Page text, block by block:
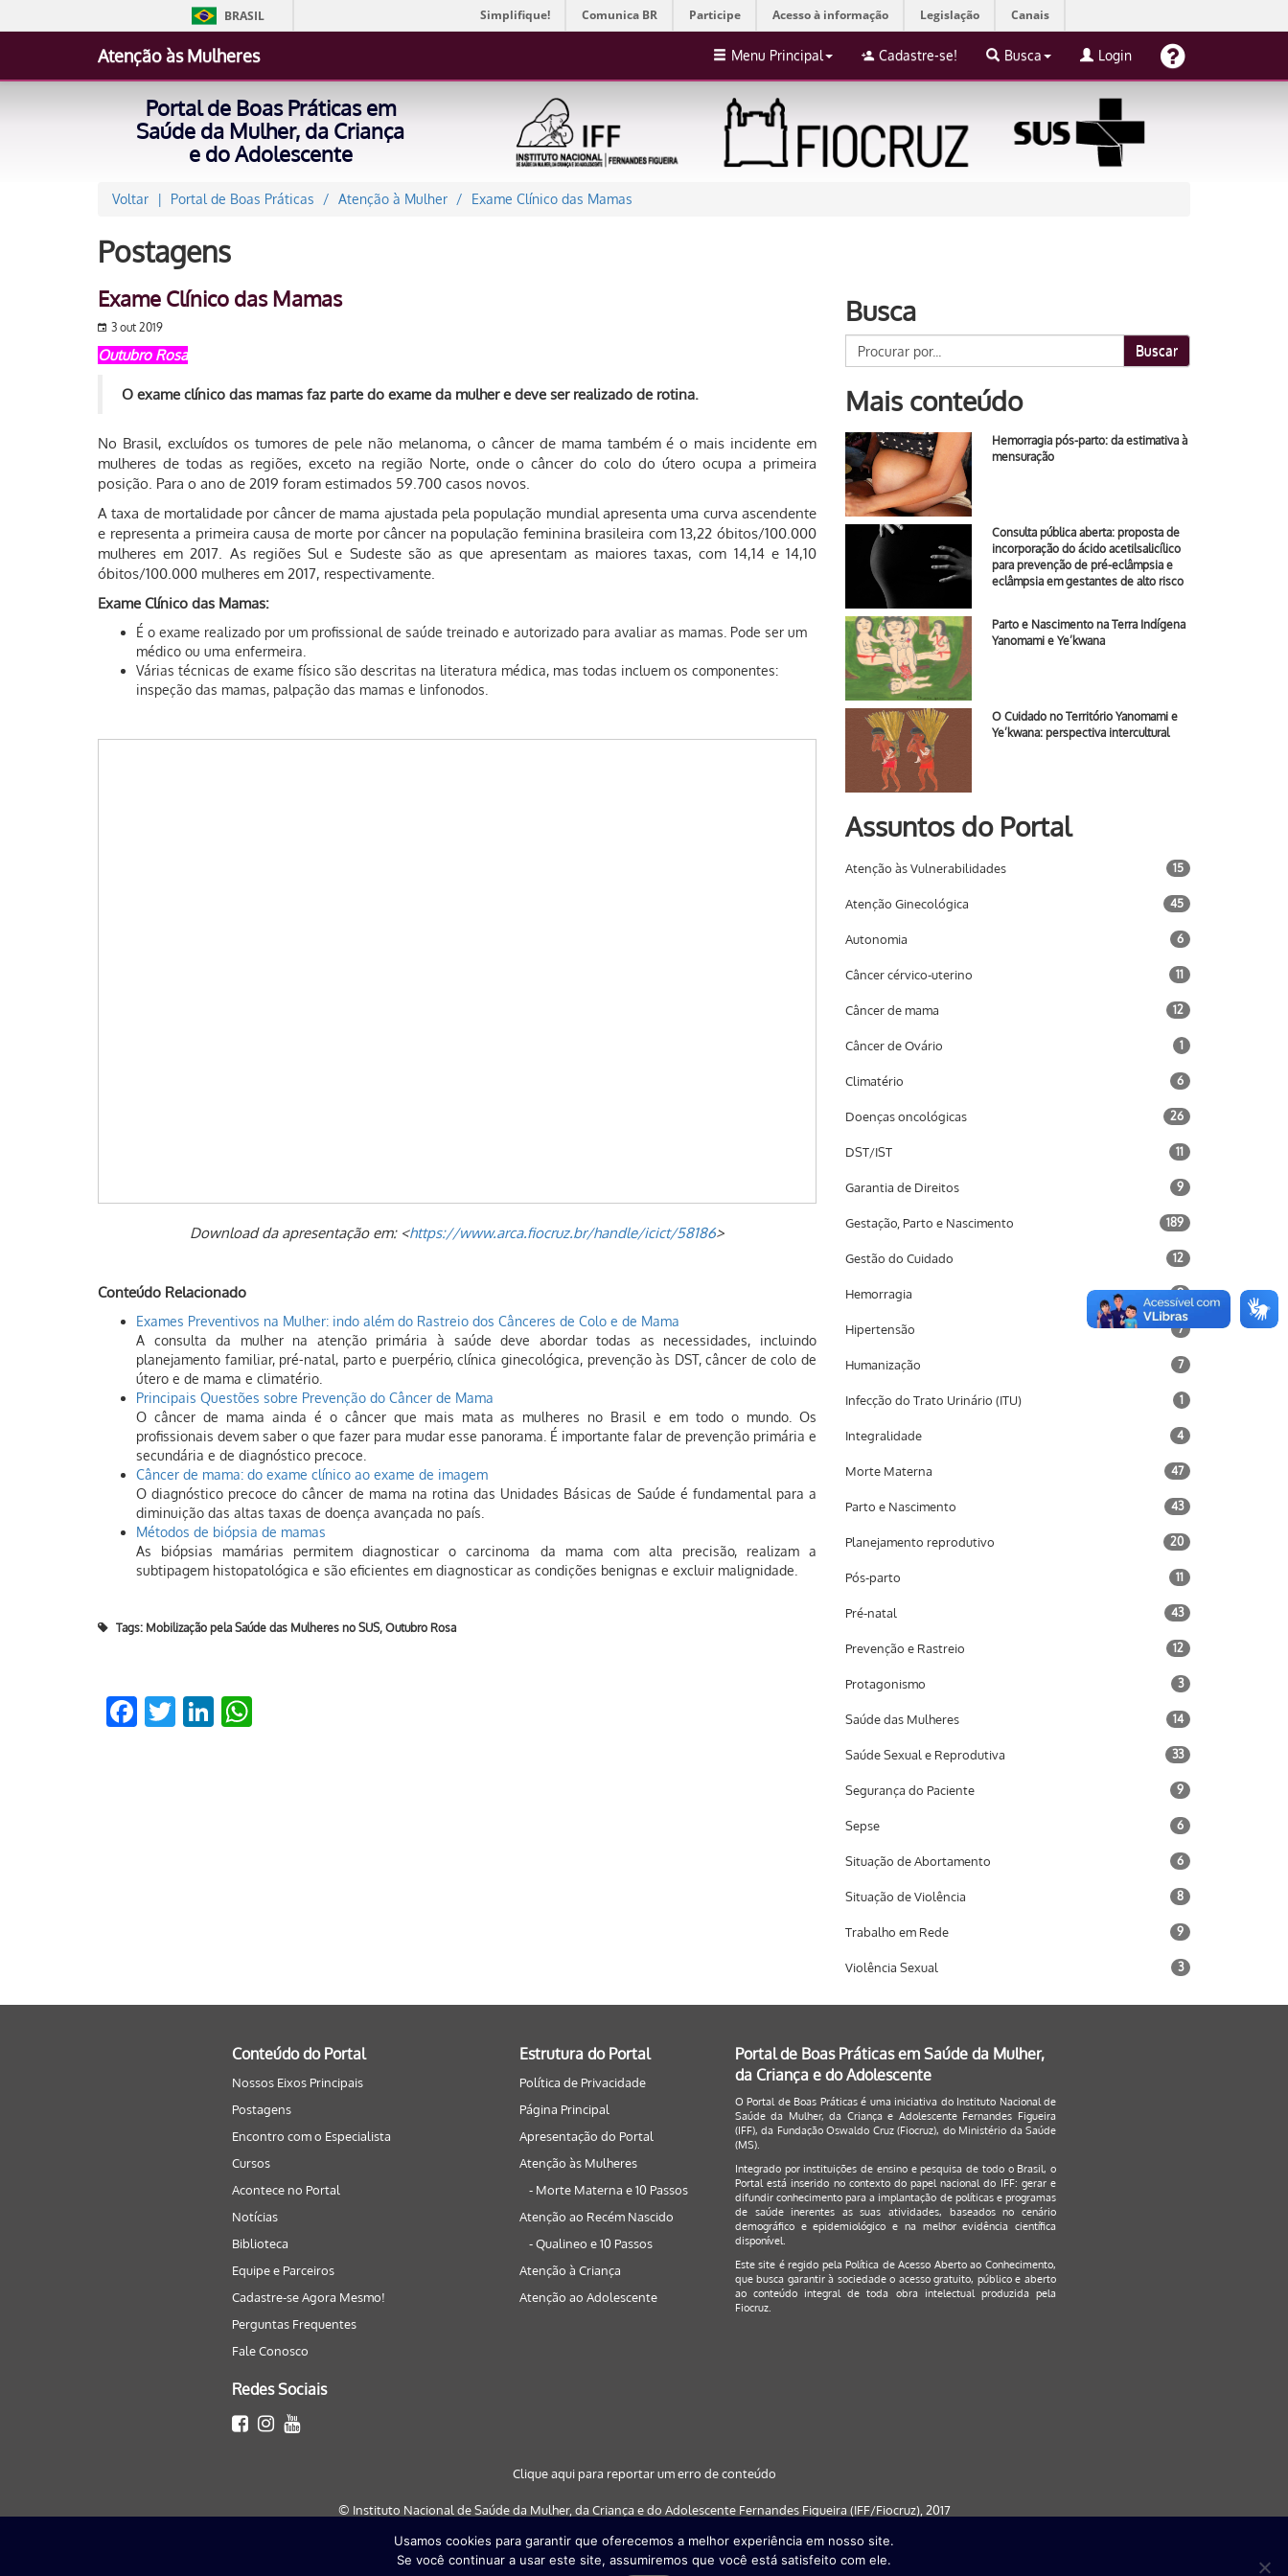
BRASIL Simplifique! Comunica BR Participe Acesso à informação Legislação Canais
Atenção às Mulheres Menu Principal Cadastre-se! Busca Login
Portal de Boas Práticas em
Saúde da Mulher, da Criança
e do Adolescente
Voltar Portal de Boas Práticas Atenção à Mulher Exame Clínico das Mamas
Postagens
Exame Clínico das Mamas
3 out 2019
Outubro Rosa
O exame clínico das mamas faz parte do exame da mulher e deve ser realizado de rotina.
No Brasil, excluídos os tumores de pele não melanoma, o câncer de mama também é o mais incidente em
mulheres de todas as regiões, exceto na região Norte, onde o câncer do colo do útero ocupa a primeira
posição. Para o ano de 2019 foram estimados 59.700 casos novos.
A taxa de mortalidade por câncer de mama ajustada pela população mundial apresenta uma curva ascendente
e representa a primeira causa de morte por câncer na população feminina brasileira com 13,22 óbitos/100.000
mulheres em 2017. As regiões Sul e Sudeste são as que apresentam as maiores taxas, com 14,14 e 14,10
óbitos/100.000 mulheres em 2017, respectivamente.
Exame Clínico das Mamas:
É o exame realizado por um profissional de saúde treinado e autorizado para avaliar as mamas. Pode ser um
médico ou uma enfermeira.
Várias técnicas de exame físico são descritas na literatura médica, mas todas incluem os componentes:
inspeção das mamas, palpação das mamas e linfonodos.
Download da apresentação em: <https://www.arca.fiocruz.br/handle/icict/58186>
Conteúdo Relacionado
Exames Preventivos na Mulher: indo além do Rastreio dos Cânceres de Colo e de Mama
A consulta da mulher na atenção primária à saúde deve abordar todas as necessidades, incluindo
planejamento familiar, pré-natal, parto e puerpério, clínica ginecológica, prevenção às DST, câncer de colo de
útero e de mama e climatério.
Principais Questões sobre Prevenção do Câncer de Mama
O câncer de mama ainda é o câncer que mais mata as mulheres no Brasil e em todo o mundo. Os
profissionais devem saber o que fazer para mudar esse panorama. É importante falar de prevenção primária e
secundária e de diagnóstico precoce.
Câncer de mama: do exame clínico ao exame de imagem
O diagnóstico precoce do câncer de mama na rotina das Unidades Básicas de Saúde é fundamental para a
diminuição das altas taxas de doença avançada no país.
Métodos de biópsia de mamas
As biópsias mamárias permitem diagnosticar o carcinoma da mama com alta precisão, realizam a
subtipagem histopatológica e são eficientes em diagnosticar as condições benignas e excluir malignidade.
Tags: Mobilização pela Saúde das Mulheres no SUS, Outubro Rosa
Facebook
TwitterLinkedIn
Busca
Buscar
Mais conteúdo
Hemorragia pós-parto: da estimativa à
mensuração
Consulta pública aberta: proposta de
incorporação do ácido acetilsalicílico
para prevenção de pré-eclâmpsia e
eclâmpsia em gestantes de alto risco
Parto e Nascimento na Terra Indígena
Yanomami e Ye’kwana
O Cuidado no Território Yanomami e
Ye’kwana: perspectiva intercultural
Assuntos do Portal
Atenção às Vulnerabilidades 15
Atenção Ginecológica 45
Autonomia 6
Câncer cérvico-uterino 11
Câncer de mama 12
Câncer de Ovário 1
Climatério 6
Doenças oncológicas 26
DST/IST 11
Garantia de Direitos 9
Gestação, Parto e Nascimento 189
Gestão do Cuidado 12
Hemorragia 9
Hipertensão 7
Humanização 7
Infecção do Trato Urinário (ITU) 1
Integralidade 4
Morte Materna 47
Parto e Nascimento 43
Planejamento reprodutivo 20
Pós-parto 11
Pré-natal 43
Prevenção e Rastreio 12
Protagonismo 3
Saúde das Mulheres 14
Saúde Sexual e Reprodutiva 33
Segurança do Paciente 9
Sepse 6
Situação de Abortamento 6
Situação de Violência 8
Trabalho em Rede 9
Violência Sexual 3
Conteúdo do Portal
Nossos Eixos Principais
Postagens
Encontro com o Especialista
Cursos
Acontece no Portal
Notícias
Biblioteca
Equipe e Parceiros
Cadastre-se Agora Mesmo!
Perguntas Frequentes
Fale Conosco
Redes Sociais
Estrutura do Portal
Política de Privacidade
Página Principal
Apresentação do Portal
Atenção às Mulheres
- Morte Materna e 10 Passos
Atenção ao Recém Nascido
- Qualineo e 10 Passos
Atenção à Criança
Atenção ao Adolescente
Portal de Boas Práticas em Saúde da Mulher,
da Criança e do Adolescente
O Portal de Boas Práticas é uma iniciativa do Instituto Nacional de
Saúde da Mulher, da Criança e Adolescente Fernandes Figueira
(IFF), da Fundação Oswaldo Cruz (Fiocruz), do Ministério da Saúde
(MS).
Integrado por instituições de ensino e pesquisa de todo o Brasil, o
Portal está inserido no contexto do papel nacional do IFF: gerar e
difundir conhecimento para a implantação de políticas e programas
de saúde inerentes as suas atividades, baseados no cenário
demográfico e epidemiológico e na melhor evidência científica
disponível.
Este site é regido pelaPolítica de Acesso Aberto ao Conhecimento,
que busca garantir à sociedade o acesso gratuito, público e aberto
ao conteúdo integral de toda obra intelectual produzida pela
Fiocruz.
Clique aqui para reportar um erro de conteúdo
© Instituto Nacional de Saúde da Mulher, da Criança e do Adolescente Fernandes Figueira (IFF/Fiocruz), 2017
Este site será melhor visualizado nos navegadores: Google Chrome (a partir da versão 30) | Internet Explorer (a partir da versão 9) | FireFox ( a
partir da versão 29)
Usamos cookies para garantir que oferecemos a melhor experiência em nosso site.
Se você continuar a usar este site, assumiremos que você está satisfeito com ele.